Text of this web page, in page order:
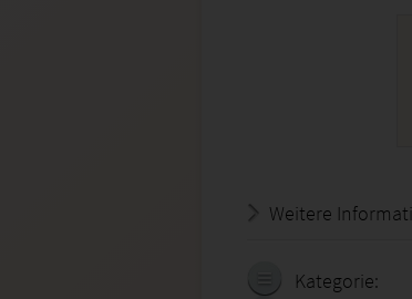
Weitere
Kategorie: